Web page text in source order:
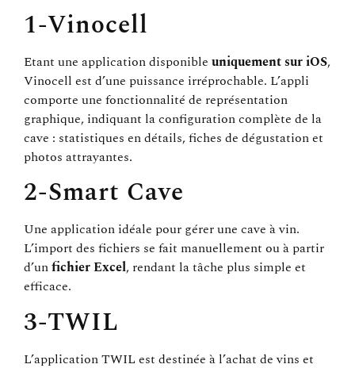
1-Vinocell
Etant une application disponible uniquement sur iOS,
Vinocell est d’une puissance irréprochable. L’appli
comporte une fonctionnalité de représentation
graphique, indiquant la configuration complète de la
cave : statistiques en détails, fiches de dégustation et
photos attrayantes.
2-Smart Cave
Une application idéale pour gérer une cave à vin.
L’import des fichiers se fait manuellement ou à partir
d’unfichier Excel, rendant la tâche plus simple et
efficace.
3-TWIL
L’application TWIL est destinée à l’achat de vins et